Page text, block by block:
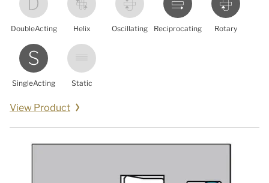
DoubleActing Helix Oscillating Reciprocating Rotary
SingleActing Static
View Product